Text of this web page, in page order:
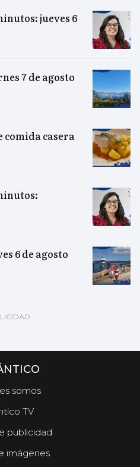
jueves 6
7 de agosto
comida casera
6 de agosto
somos
TV
publicidad
imágenes